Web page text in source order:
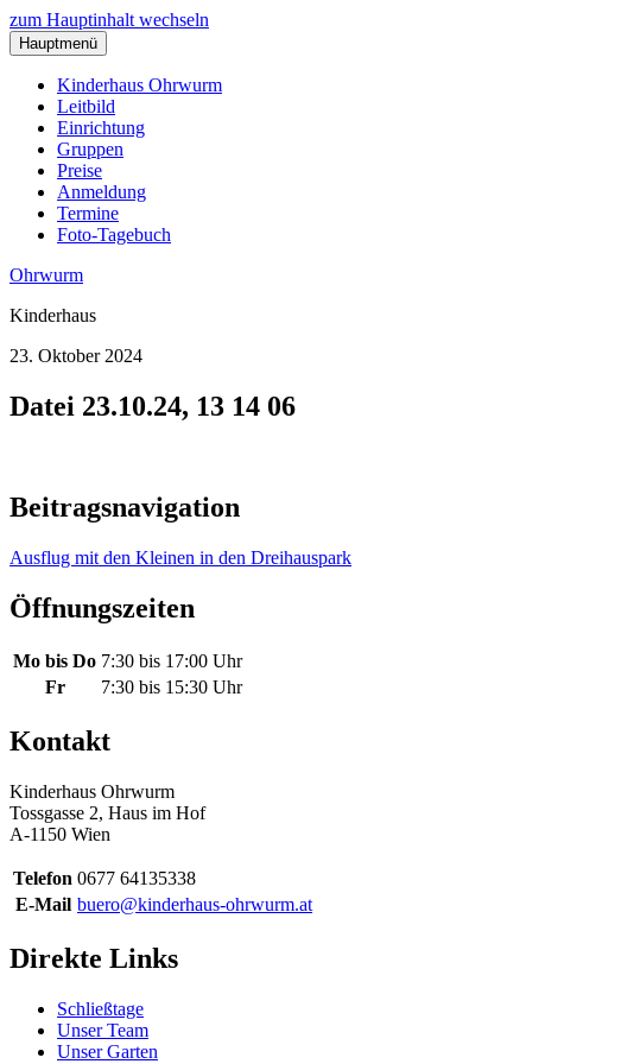
zum Hauptinhalt wechseln
Hauptmenü
Kinderhaus Ohrwurm
Leitbild
Einrichtung
Gruppen
Preise
Anmeldung
Termine
Foto-Tagebuch
Ohrwurm
Kinderhaus
23. Oktober 2024
Datei 23.10.24, 13 14 06
Beitragsnavigation
Ausflug mit den Kleinen in den Dreihauspark
Öffnungszeiten
Mo bis Do 7:30 bis 17:00 Uhr
Fr
7:30 bis 15:30 Uhr
Kontakt
Kinderhaus Ohrwurm
Tossgasse 2, Haus im Hof
A-1150 Wien
Telefon 0677 64135338
E-Mail buero@kinderhaus-ohrwurm.at
Direkte Links
Schließtage
Unser Team
Unser Garten